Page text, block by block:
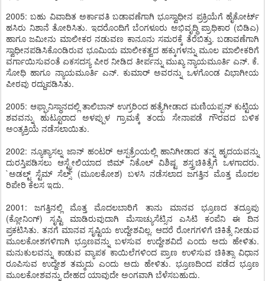
2005: ಬಹು ವಿವಾದಿತ ಅರ್ಕಾವತಿ ಬಡಾವಣೆಗಾಗಿ ಭೂಸ್ವಾಧೀನ ಪ್ರಕ್ರಿಯೆಗೆ ಹೈಕೋರ್ಟ್
ಹಸಿರು ನಿಶಾನೆ ತೋರಿಸಿತು. ಇದರೊಂದಿಗೆ ಬೆಂಗಳೂರು ಅಭಿವೃದ್ಧಿ ಪ್ರಾಧಿಕಾರ (ಬಿಡಿಎ)
ಹಾಗೂ ಜಮೀನು ಮಾಲೀಕರ ನಡುವಣ ಕಾನೂನು ಸಮರಕ್ಕೆ ತೆರೆಬಿತ್ತು. ಬಡಾವಣೆಗಾಗಿ
ಸ್ವಾಧೀನಪಡಿಸಿಕೊಂಡಿರುವ ಭೂಮಿಯ ಮಾಲೀಕತ್ವದ ಹಕ್ಕುಗಳನ್ನು ಮೂಲ ಮಾಲೀಕರಿಗೆ
ವರ್ಗಾಯಿಸುವಂತೆ ಏಕಸದಸ್ಯ ಪೀಠ ನೀಡಿದ ತೀರ್ಪನ್ನು ಮುಖ್ಯ ನ್ಯಾಯಮೂರ್ತಿ ಎನ್. ಕೆ.
ಸೋಧಿ ಹಾಗೂ ನ್ಯಾಯಮೂರ್ತಿ ಎನ್. ಕುಮಾರ್ ಅವರನ್ನು ಒಳಗೊಂಡ ವಿಭಾಗೀಯ
ಪೀಠವು ರದ್ದುಪಡಿಸಿತು.
2005: ಆಫ್ಘಾನಿಸ್ಥಾನದಲ್ಲಿ ತಾಲಿಬಾನ್ ಉಗ್ರರಿಂದ ಹತ್ಯೆಗೀಡಾದ ಮಣಿಯಪ್ಪನ್ ಕುಟ್ಟಿಯ
ಶವವನ್ನು ಹುಟ್ಟೂರಾದ ಅಳಪ್ಪುಳ ಗ್ರಾಮಕ್ಕೆ ತಂದು ಸೇನಾಪಡೆ ಗೌರವದ ಬಳಿಕ
ಅಂತ್ಯಕ್ರಿಯೆ ನಡೆಸಲಾಯಿತು.
2002: ನ್ಯೂಕ್ಯಾಸಲ್ನ ಜಾನ್ ಹಂಟರ್ ಆಸ್ಪತ್ರೆಂಯಲ್ಲಿ ಹಾನಿಗೀಡಾದ ತನ್ನ ಹೃದಯವನ್ನು
ದುರಸ್ತಿಪಡಿಸಲು ಆಸ್ಟ್ರೇಲಿಯಾದ ಜಿಮ್ ನಿಕೊಲ್ ವಿಶಿಷ್ಟ ಶಸ್ತ್ರಚಿಕಿತ್ಸೆಗೆ ಒಳಗಾದರು.
`ಅಡಲ್ಟ್ ಸ್ಟೆಮ್ ಸೆಲ್ಸ್' (ಮೂಲಕೋಶ) ಬಳಸಿ ನಡೆಸಲಾದ ಜಗತ್ತಿನ ಮೊತ್ತ ಮೊದಲ
ರಿಪೇರಿ ಕೆಲಸ ಇದು.
2001: ಜಗತ್ತಿನಲ್ಲಿ ಮೊತ್ತ ಮೊದಲಬಾರಿಗೆ ತಾನು ಮಾನವ ಭ್ರೂಣದ ತದ್ರೂಪು
(ಕ್ಲೋನಿಂಗ್) ಸೃಷ್ಟಿ ಮಾಡಿರುವುದಾಗಿ ಮೆಸಾಚ್ಯುಸೆಟ್ಸಿನ ಎಸಿಟಿ ಕಂಪೆನಿ ಈ ದಿನ
ಪ್ರಕಟಿಸಿತು. ತನಗೆ ಮಾನವ ಸೃಷ್ಟಿಯ ಉದ್ದೇಶವಿಲ್ಲ. ಆದರೆ ರೋಗಗಳಿಗೆ ಚಿಕಿತ್ಸೆ ನೀಡುವ
ಮೂಲಕೋಶಗಳಿಗಾಗಿ ಭ್ರೂಣವನ್ನು ಬಳಸುವ ಉದ್ದೇಶವಿದೆ ಎಂದು ಅದು ಹೇಳಿತು.
ಮನುಕುಲವನ್ನು ಕಾಡುವ ವ್ಯಾಪಕ ಕಾಯಿಲೆಗಳಿಂದ ಪ್ರಾಣ ಉಳಿಸುವ ಚಿಕಿತ್ಸಾ ವಿಧಾನ
ರೂಪಿಸುವ ಉದ್ದೇಶ ತಮ್ಮದು ಎಂದು ಅದು ಹೇಳಿತು. ಭ್ರೂಣದಿಂದ ಪಡೆದ ಭ್ರೂಣ
ಮೂಲಕೋಶವನ್ನು ದೇಹದ ಯಾವುದೇ ಅಂಗವಾಗಿ ಬೆಳೆಸಬಹುದು.